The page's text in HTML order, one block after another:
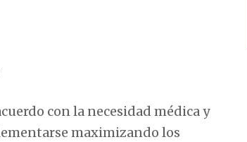
con la necesidad médica y
maximizando los